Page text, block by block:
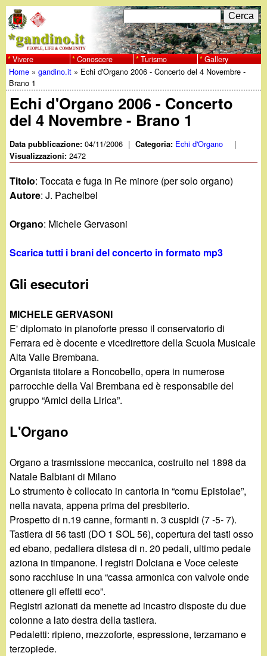
al
contenuto
principale
w
w
w
.
g
n
o
.
i
t
F
o
r
m
d
r
i
r
C
e
r
c
a
Vivere Conoscere Turismo Gallery
Tu
sei
qui
Home »gandino.it » Echi d'Organo 2006 - Concerto del 4 Novembre -
Brano 1
Echi d'Organo 2006 - Concerto
del 4 Novembre - Brano 1
Data pubblicazione:04/11/2006 | Categoria: Echi d'Organo |
Visualizzazioni:2472
Titolo: Toccata e fuga in Re minore (per solo organo)
Autore: J. Pachelbel
Organo: Michele Gervasoni
Scarica tutti i brani del concerto in formato mp3
Gli esecutori
MICHELE GERVASONI
E' diplomato in pianoforte presso il conservatorio di
Ferrara ed è docente e vicedirettore della Scuola Musicale
Alta Valle Brembana.
Organista titolare a Roncobello, opera in numerose
parrocchie della Val Brembana ed è responsabile del
gruppo “Amici della Lirica”.
L'Organo
Organo a trasmissione meccanica, costruito nel 1898 da
Natale Balbiani di Milano
Lo strumento è collocato in cantoria in “cornu Epistolae”,
nella navata, appena prima del presbiterio.
Prospetto di n.19 canne, formanti n. 3 cuspidi (7 -5- 7).
Tastiera di 56 tasti (DO 1 SOL 56), copertura dei tasti osso
ed ebano, pedaliera distesa di n. 20 pedali, ultimo pedale
aziona in timpanone. I registri Dolciana e Voce celeste
sono racchiuse in una “cassa armonica con valvole onde
ottenere gli effetti eco”.
Registri azionati da menette ad incastro disposte du due
colonne a lato destra della tastiera.
Pedaletti: ripieno, mezzoforte, espressione, terzamano e
terzopiede.